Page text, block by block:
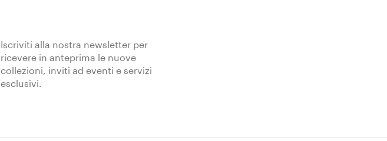
Iscriviti alla nostra newsletter per
ricevere in anteprima le nuove
collezioni, inviti ad eventi e servizi
esclusivi.